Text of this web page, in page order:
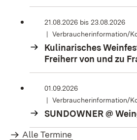
21.08.2026 bis 23.08.2026
Verbraucherinformation/
Kulinarisches
Freiherr von und zu
01.09.2026
Verbraucherinformation/
SUNDOWNER @
Alle Termine